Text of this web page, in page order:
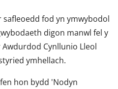
safleoedd fod yn ymwybodol
digon manwl fel y
Cynllunio Lleol
ymhellach.
hon bydd 'Nodyn